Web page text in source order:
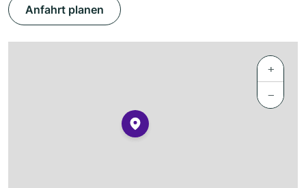
Anfahrt planen
+
−